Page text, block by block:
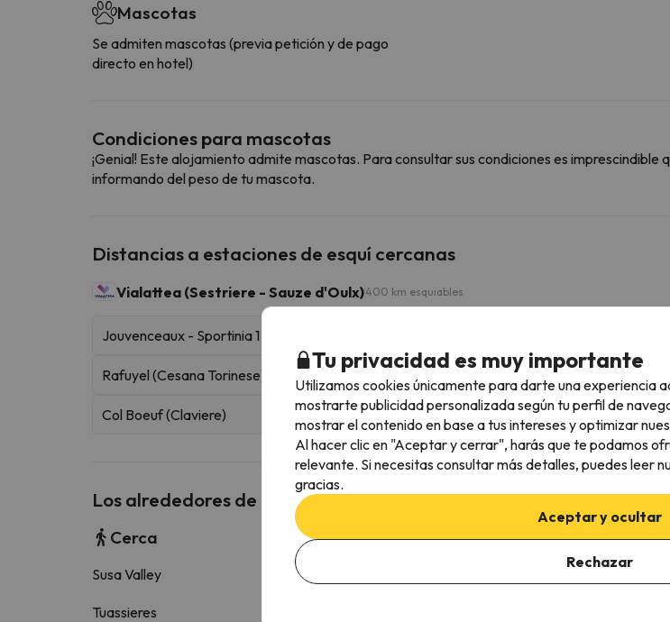
Mascotas
Se admiten mascotas (previa petición y de pago
directo en hotel)
Condiciones para mascotas
¡Genial! Este alojamiento admite mascotas. Para consultar sus condiciones es imprescindible
informando del peso de tu mascota.
Distancias a estaciones de esquí cercanas
Vialattea (Sestriere - Sauze d'Oulx)400 km esquiables
Jouvenceaux - Sportinia 1
Rafuyel (Cesana Torinese) 11.1 km 12 min
Col Boeuf (Claviere) 17.1 km 21 min Cit Roc
Los alrededores de La Maison Du Coeur - Romantic Holiday
Cerca
Susa Valley
Tuassieres
Lugares de interés
Tu privacidad es muy importante
Utilizamos cookies únicamente para darte una experiencia
mostrarte publicidad personalizada según tu perfil de
mostrar el contenido en base a tus intereses y optimizar
Al hacer clic en "Aceptar y cerrar", harás que te podamos
relevante. Si necesitas consultar más detalles, puedes leer
gracias.
Aceptar y ocultar
Rechazar